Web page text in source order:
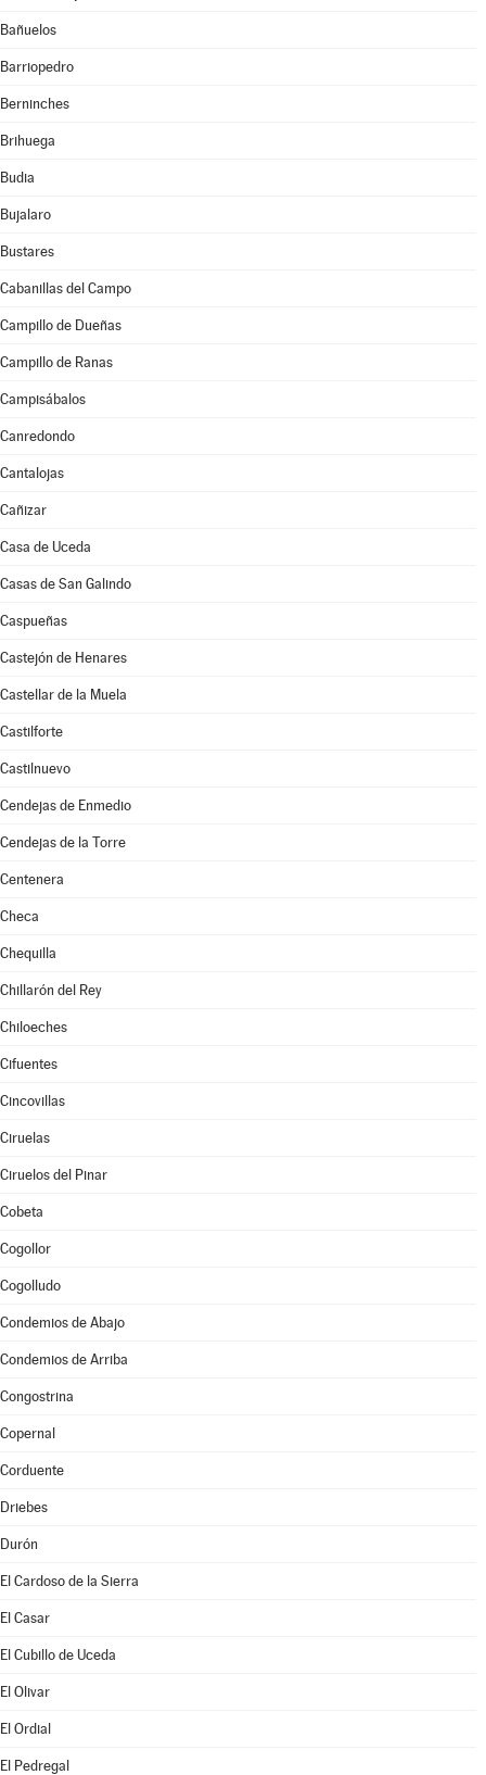
Bañuelos
Barriopedro
Berninches
Brihuega
Budia
Bujalaro
Bustares
Cabanillas del Campo
Campillo de Dueñas
Campillo de Ranas
Campisábalos
Canredondo
Cantalojas
Cañizar
Casa de Uceda
Casas de San Galindo
Caspueñas
Castejón de Henares
Castellar de la Muela
Castilforte
Castilnuevo
Cendejas de Enmedio
Cendejas de la Torre
Centenera
Checa
Chequilla
Chillarón del Rey
Chiloeches
Cifuentes
Cincovillas
Ciruelas
Ciruelos del Pinar
Cobeta
Cogollor
Cogolludo
Condemios de Abajo
Condemios de Arriba
Congostrina
Copernal
Corduente
Driebes
Durón
El Cardoso de la Sierra
El Casar
El Cubillo de Uceda
El Olivar
El Ordial
El Pedregal